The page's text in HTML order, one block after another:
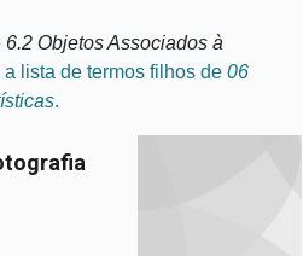
6.2 Objetos Associados à
a lista de termos filhos de 06
.